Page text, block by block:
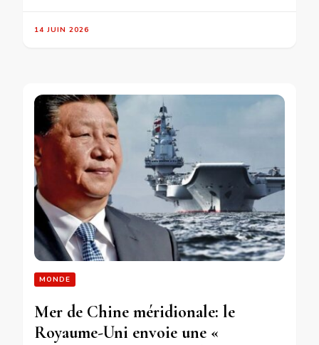
14 JUIN 2026
MONDE
Mer de Chine méridionale: le
Royaume-Uni envoie une «